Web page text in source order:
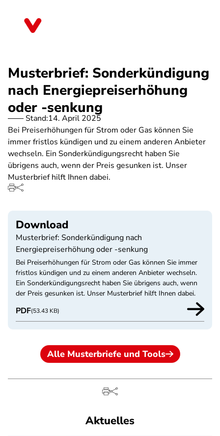
Musterbrief: Sonderkündigung
nach Energiepreiserhöhung
oder -senkung
Stand:14. April 2025
Bei Preiserhöhungen für Strom oder Gas können Sie
immer fristlos kündigen und zu einem anderen Anbieter
wechseln. Ein Sonderkündigungsrecht haben Sie
übrigens auch, wenn der Preis gesunken ist. Unser
Musterbrief hilft Ihnen dabei.
Download
Musterbrief: Sonderkündigung nach
Energiepreiserhöhung oder -senkung
Bei Preiserhöhungen für Strom oder Gas können Sie immer
fristlos kündigen und zu einem anderen Anbieter wechseln.
Ein Sonderkündigungsrecht haben Sie übrigens auch, wenn
der Preis gesunken ist. Unser Musterbrief hilft Ihnen dabei.
PDF(53.43 KB)
Alle Musterbriefe und Tools
Aktuelles